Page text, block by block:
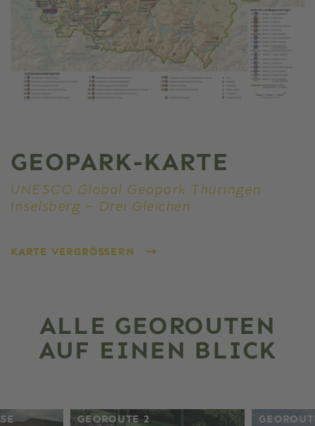
GEOPARK-KARTE
UNESCO Global Geopark Thüringen
Inselsberg – Drei Gleichen
KARTE VERGRÖSSERN
ALLE GEOROUTEN
AUF EINEN BLICK
2
GEOROUTE 3